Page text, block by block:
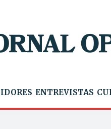
ENTREVISTAS